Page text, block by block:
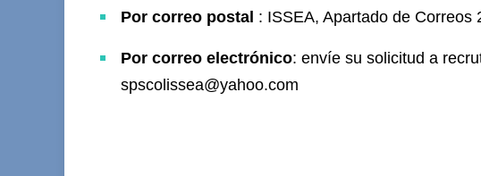
Por correo postal : ISSEA, Apartado de Correos
Por correo electrónico: envíe su solicitud a
spscolissea@yahoo.com